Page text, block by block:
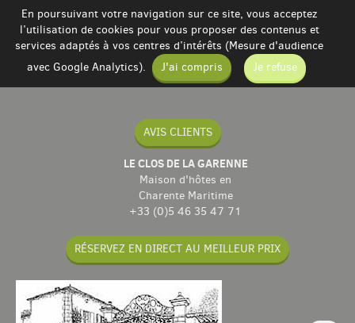
En poursuivant votre navigation sur ce site, vous acceptez
l’utilisation de cookies pour vous proposer des contenus et
services adaptés à vos centres d’intérêts (Mesure d'audience
avec Google Analytics).
J'ai compris Je refuse
AVIS CLIENTS
LE CLOS DE LA GARENNE
Maison d'hôtes en
Charente Maritime
+33 (0)5 46 35 47 71
RÉSERVEZ EN DIRECT AU MEILLEUR PRIX